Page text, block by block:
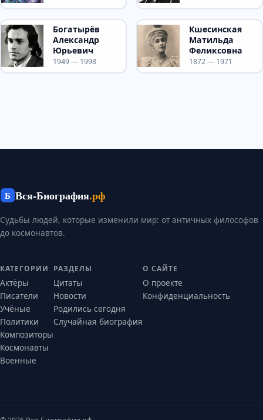
Богатырёв
Александр
Юрьевич
1949 — 1998
Кшесинская
Матильда
Феликсовна
1872 — 1971
Б Вся-Биография.рф
Судьбы людей, которые изменили мир: от античных философов
до космонавтов.
КАТЕГОРИИ
Актёры
Писатели
Учёные
Политики
Композиторы
Космонавты
Военные
РАЗДЕЛЫ
Цитаты
Новости
Родились сегодня
Случайная биография
О САЙТЕ
О проекте
Конфиденциальность